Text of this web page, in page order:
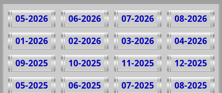
08-2026
07-2026
06-2026
05-2026
04-2026
03-2026
02-2026
01-2026
12-2025
11-2025
10-2025
09-2025
08-2025
07-2025
06-2025
05-2025